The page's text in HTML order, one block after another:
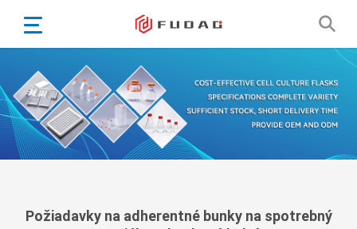
Español
Portugiesisch
Français
日本語
한국어
Požiadavky na adherentné bunky na spotrebný